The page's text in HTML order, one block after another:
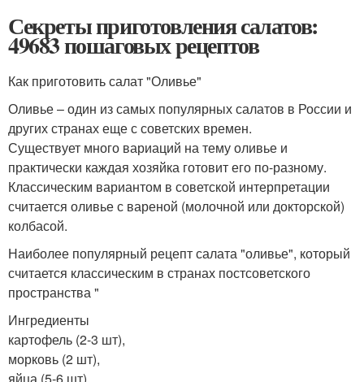
Секреты приготовления салатов:
49683 пошаговых рецептов
Как приготовить салат "Оливье"
Оливье – один из самых популярных салатов в России и
других странах еще с советских времен.
Существует много вариаций на тему оливье и
практически каждая хозяйка готовит его по-разному.
Классическим вариантом в советской интерпретации
считается оливье с вареной (молочной или докторской)
колбасой.
Наиболее популярный рецепт салата "оливье", который
считается классическим в странах постсоветского
пространства "
Ингредиенты
картофель (2-3 шт),
морковь (2 шт),